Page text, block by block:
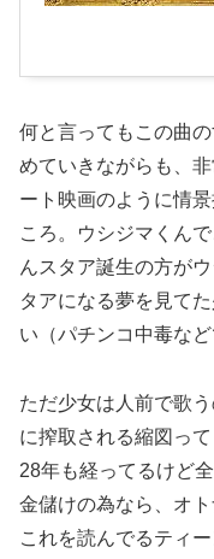
何と言ってもこの曲
めていきながらも、
ート映画のように情
ころ。ウシジマくん
んスタア誕生の方が
タアになる夢を見て
い（パチンコ中毒など
ただ少女は人前で歌
に搾取される縮図っ
28年も経ってるけど
金儲けの為なら、オ
これを読んでるティ